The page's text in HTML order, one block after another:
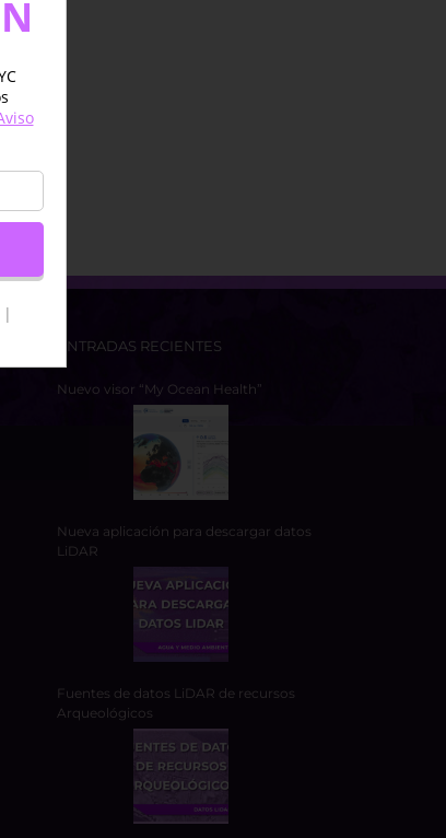
ENTRADAS RECIENTES
Nuevo visor “My Ocean Health”
Nueva aplicación para descargar datos
LiDAR
Fuentes de datos LiDAR de recursos
Arqueológicos
|